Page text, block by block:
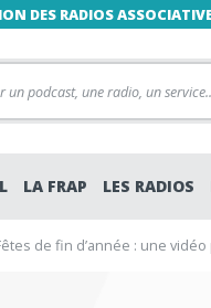
DES RADIOS
LA FRAP LES RADIOS
de fin d’année : une